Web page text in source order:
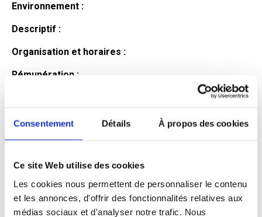
Consentement Détails À propos des cookies
Ce site Web utilise des cookies
Les cookies nous permettent de personnaliser le contenu
et les annonces, d'offrir des fonctionnalités relatives aux
médias sociaux et d'analyser notre trafic. Nous
Environnement :
Descriptif :
Organisation et horaires :
Rémunération :
Profil du
candidat
Qualifications et diplômes :